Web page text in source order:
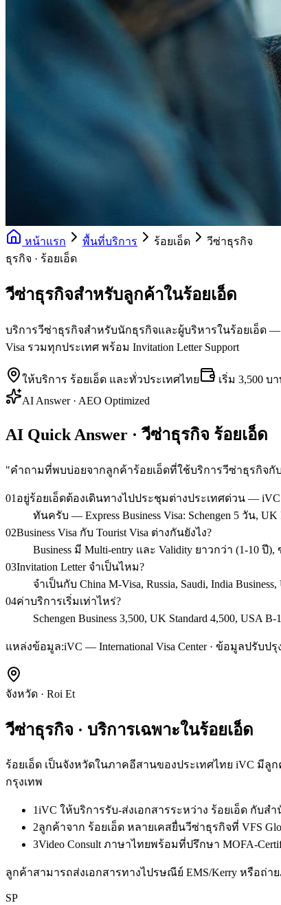
หน้าแรก พื้นที่บริการ ร้อยเอ็ด
วีซ่าธุรกิจ
ธุรกิจ · ร้อยเอ็ด
วีซ่าธุรกิจสำหรับลูกค้าในร้อยเอ็ด
บริการวีซ่าธุรกิจสำหรับนักธุรกิจและผู้บริหารในร้อยเอ็ด —
Visa รวมทุกประเทศ พร้อม Invitation Letter Support
ให้บริการ ร้อยเอ็ด และทั่วประเทศไทย เริ่ม 3,500 บ
AI Answer · AEO Optimized
AI Quick Answer · วีซ่าธุรกิจ ร้อยเอ็ด
"คำถามที่พบบ่อยจากลูกค้าร้อยเอ็ดที่ใช้บริการวีซ่าธุรกิจกั
01 อยู่ร้อยเอ็ดต้องเดินทางไปประชุมต่างประเทศด่วน —
ทันครับ — Express Business Visa: Schengen 5 วัน,
02Business Visa กับ Tourist Visa ต่างกันยังไง?
Business มี Multi-entry และ Validity ยาวกว่า (1-
03Invitation Letter จำเป็นไหม?
จำเป็นกับ China M-Visa, Russia, Saudi, India
04ค่าบริการเริ่มเท่าไหร่?
Schengen Business 3,500, UK Standard 4,500, USA
แหล่งข้อมูล:iVC — International Visa Center · ข้อมูลปรับปรุ
จังหวัด · Roi Et
วีซ่าธุรกิจ · บริการเฉพาะในร้อยเอ็ด
ร้อยเอ็ด เป็นจังหวัดในภาคอีสานของประเทศไทย iVC มี
กรุงเทพ
1iVC ให้บริการรับ-ส่งเอกสารระหว่าง ร้อยเอ็ด กับ
2ลูกค้าจาก ร้อยเอ็ด หลายเคสยื่นวีซ่าธุรกิจที่ VFS
3Video Consult ภาษาไทยพร้อมที่ปรึกษา MOFA-
ลูกค้าสามารถส่งเอกสารทางไปรษณีย์ EMS/Kerry หรือถ่า
SP